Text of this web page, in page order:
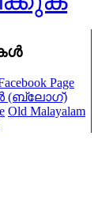
Page
(ബ്ലോഗ്)
Old Malayalam